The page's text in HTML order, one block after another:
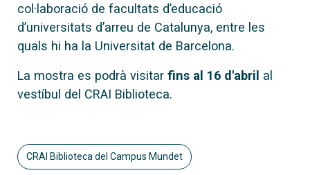
col·laboració de facultats d’educació
d’universitats d’arreu de Catalunya, entre les
quals hi ha la Universitat de Barcelona.
La mostra es podrà visitar fins al 16 d'abril al
vestíbul del CRAI Biblioteca.
CRAI Biblioteca del Campus Mundet